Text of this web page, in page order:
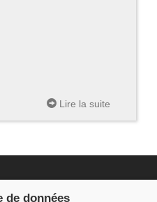
Lire la suite
de données